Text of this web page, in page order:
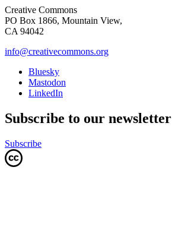
Creative Commons
PO Box 1866, Mountain View,
CA 94042
info@creativecommons.org
Bluesky
Mastodon
LinkedIn
Subscribe to our newsletter
Subscribe